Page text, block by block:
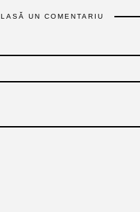
LASĂ UN COMENTARIU